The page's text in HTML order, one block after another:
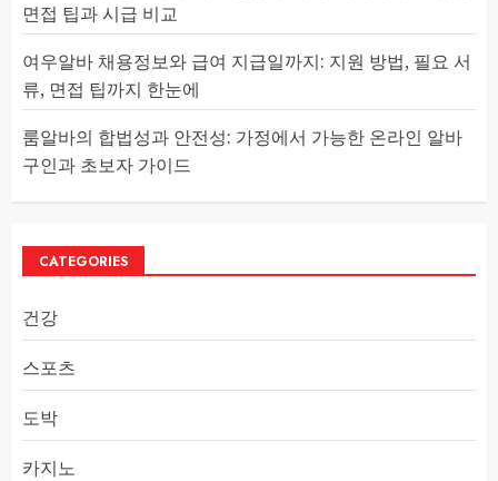
면접 팁과 시급 비교
여우알바 채용정보와 급여 지급일까지: 지원 방법, 필요 서
류, 면접 팁까지 한눈에
룸알바의 합법성과 안전성: 가정에서 가능한 온라인 알바
구인과 초보자 가이드
CATEGORIES
건강
스포츠
도박
카지노